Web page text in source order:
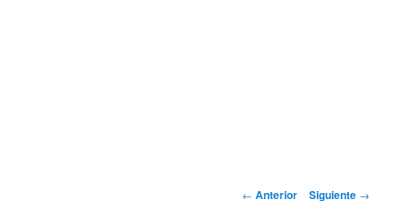
Navegación
← Anterior Siguiente →